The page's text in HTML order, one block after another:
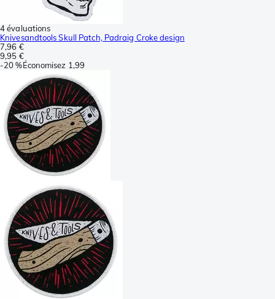
4 évaluations
Knivesandtools Skull Patch, Padraig Croke design
7,96 €
9,95 €
-20 %Économisez 1,99